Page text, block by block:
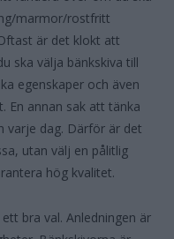
marmor/rostfritt
är det klokt att
ska välja bänkskiva till
egenskaper och även
En annan sak att tänka
varje dag. Därför är det
utan välj en pålitlig
hög kvalitet.
bra val. Anledningen är